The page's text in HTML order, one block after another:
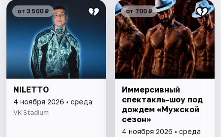
от 3 500 ₽
NILETTO
4 ноября 2026 • среда
VK Stadium
от 700 ₽
Иммерсивный
спектакль-шоу под
дождем «Мужской
сезон»
4 ноября 2026 • среда